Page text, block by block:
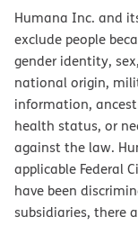
Humana Inc. and
exclude people
gender identity,
national origin,
information,
health status, or
against the law.
applicable Federal
have been
subsidiaries, there